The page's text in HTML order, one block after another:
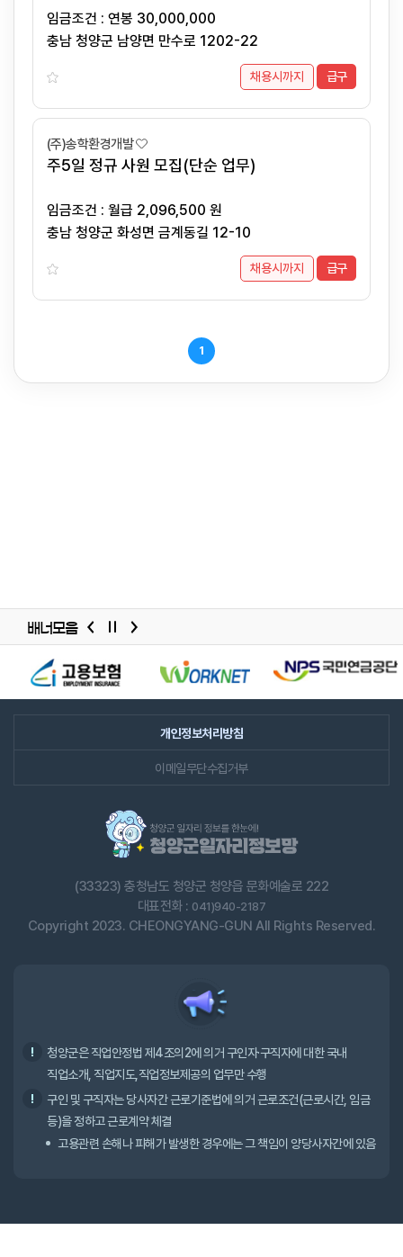
임금조건 : 연봉 30,000,000
충남 청양군 남양면 만수로 1202-22
채용시까지 급구
(주)송학환경개발
주5일 정규 사원 모집(단순 업무)
임금조건 : 월급 2,096,500 원
충남 청양군 화성면 금계동길 12-10
채용시까지 급구
1
슬라이드
배너모음
개인정보처리방침
이메일무단수집거부
(33323) 충청남도 청양군 청양읍 문화예술로 222
대표전화 : 041)940-2187
Copyright 2023. CHEONGYANG-GUN All Rights Reserved.
청양군은 직업안정법 제4조의2에 의거 구인자·구직자에 대한 국내
직업소개, 직업지도,직업정보제공의 업무만 수행
구인 및 구직자는 당사자간 근로기준법에 의거 근로조건(근로시간, 임금
등)을 정하고 근로계약 체결
고용관련 손해나 피해가 발생한 경우에는 그 책임이 양당사자간에 있음